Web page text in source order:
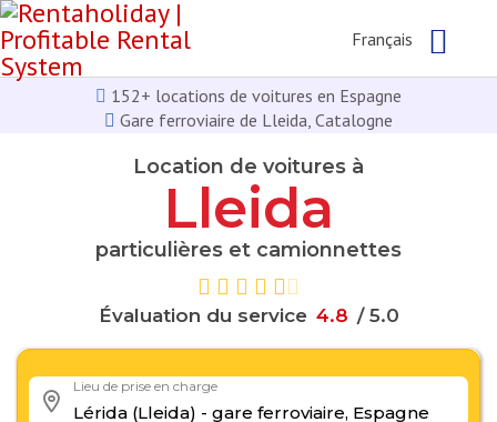
Français
152+ locations de voitures en Espagne
Gare ferroviaire de Lleida, Catalogne
Location de voitures à
Lleida
particulières et camionnettes
Évaluation du service 4.8 / 5.0
Lieu de prise en charge